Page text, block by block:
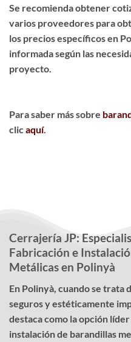
Se recomienda obtener
varios proveedores para
los precios específicos en
informada según las
proyecto.
Para saber más sobre
clicaquí.
Cerrajería JP:
Fabricación e
Metálicas en Polinyà
En Polinyà, cuando se trata
seguros y estéticamente
destaca como la opción
instalación de barandillas